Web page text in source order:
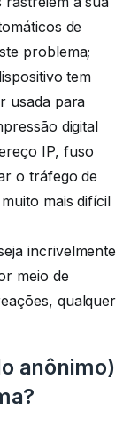
de
problema;
tem
usada para
digital
IP, fuso
o tráfego de
mais difícil
incrivelmente
meio de
qualquer
anônimo)